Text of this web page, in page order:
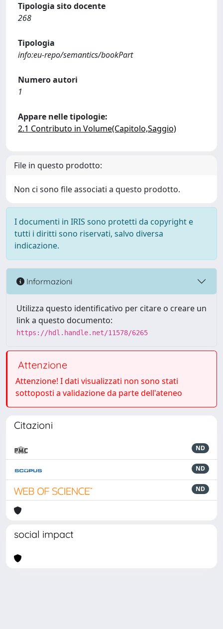
Tipologia sito docente
268
Tipologia
info:eu-repo/semantics/bookPart
Numero autori
1
Appare nelle tipologie:
2.1 Contributo in Volume(Capitolo,Saggio)
File in questo prodotto:
Non ci sono file associati a questo prodotto.
I documenti in IRIS sono protetti da copyright e
tutti i diritti sono riservati, salvo diversa
indicazione.
Informazioni
Utilizza questo identificativo per citare o creare un
link a questo documento:
https://hdl.handle.net/11578/6265
Attenzione
Attenzione! I dati visualizzati non sono stati
sottoposti a validazione da parte dell'ateneo
Citazioni
ND
ND
ND
social impact